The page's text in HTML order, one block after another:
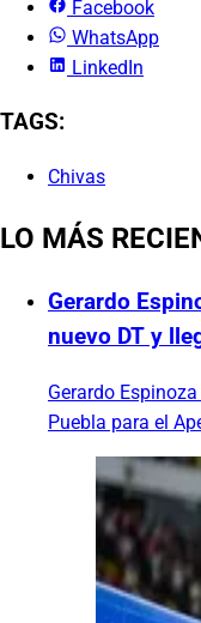
Facebook
WhatsApp
LinkedIn
TAGS:
Chivas
LO MÁS
Gerardo
nuevo DT y
Gerardo
Puebla para el